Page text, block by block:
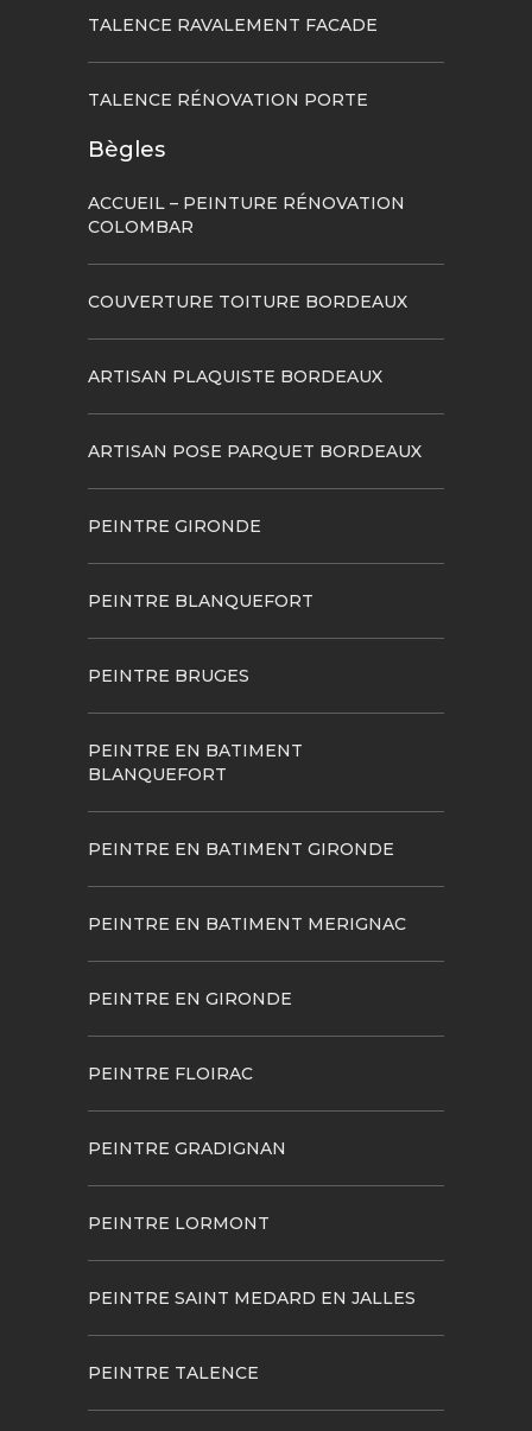
TALENCE RAVALEMENT FACADE
TALENCE RÉNOVATION PORTE
Bègles
ACCUEIL – PEINTURE RÉNOVATION
COLOMBAR
COUVERTURE TOITURE BORDEAUX
ARTISAN PLAQUISTE BORDEAUX
ARTISAN POSE PARQUET BORDEAUX
PEINTRE GIRONDE
PEINTRE BLANQUEFORT
PEINTRE BRUGES
PEINTRE EN BATIMENT
BLANQUEFORT
PEINTRE EN BATIMENT GIRONDE
PEINTRE EN BATIMENT MERIGNAC
PEINTRE EN GIRONDE
PEINTRE FLOIRAC
PEINTRE GRADIGNAN
PEINTRE LORMONT
PEINTRE SAINT MEDARD EN JALLES
PEINTRE TALENCE